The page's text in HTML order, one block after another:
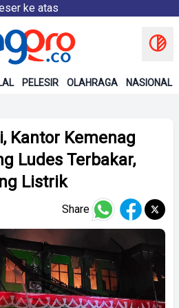
ke atas
PELESIR OLAHRAGA NASIONAL
Kantor Kemenag
Ludes Terbakar,
Listrik
Share